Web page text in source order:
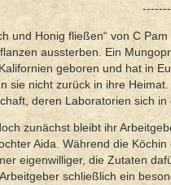
und Honig fließen“ von C
aussterben. Ein
geboren und hat in
sie nicht zurück in ihre
deren Laboratorien sich
zunächst bleibt ihr
Aida. Während die
eigenwilliger, die Zutaten
schließlich ein